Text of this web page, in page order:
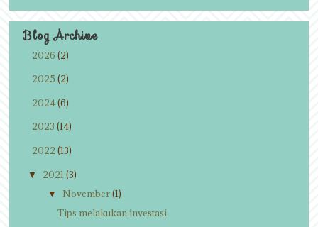
Blog Archive
2026 (2)
2025 (2)
2024(6)
2023 (14)
2022 (13)
▼ 2021 (3)
▼ November(1)
Tips melakukan investasi